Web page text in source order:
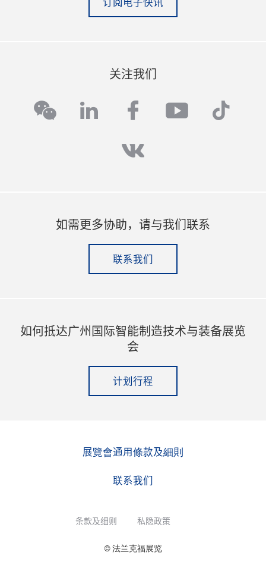
关注我们
wechatlinkedinfacebook
youtube
vk
如需更多协助，请与我们联系
联系我们
如何抵达广州国际智能制造技术与装备展览
会
计划行程
展覽會通用條款及細則
联系我们
条款及细则 私隐政策
© 法兰克福展览